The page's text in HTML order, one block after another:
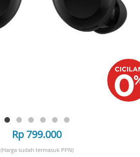
Rp 799.000
(Harga sudah termasuk PPN)